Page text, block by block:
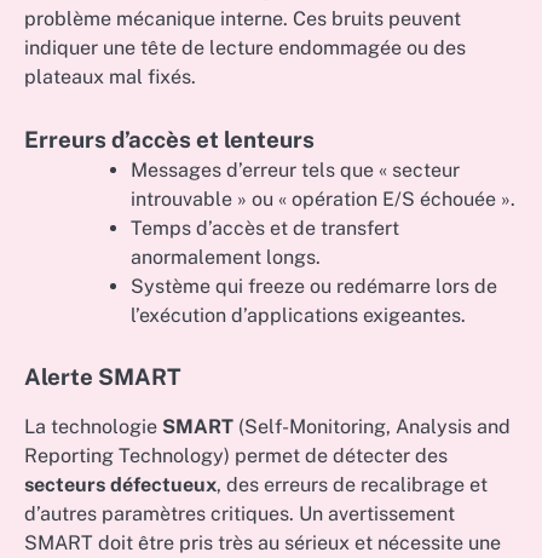
problème mécanique interne. Ces bruits peuvent
indiquer une tête de lecture endommagée ou des
plateaux mal fixés.
Erreurs d’accès et lenteurs
Messages d’erreur tels que « secteur
introuvable » ou « opération E/S échouée ».
Temps d’accès et de transfert
anormalement longs.
Système qui freeze ou redémarre lors de
l’exécution d’applications exigeantes.
Alerte SMART
La technologie SMART (Self-Monitoring, Analysis and
Reporting Technology) permet de détecter des
secteurs défectueux, des erreurs de recalibrage et
d’autres paramètres critiques. Un avertissement
SMART doit être pris très au sérieux et nécessite une